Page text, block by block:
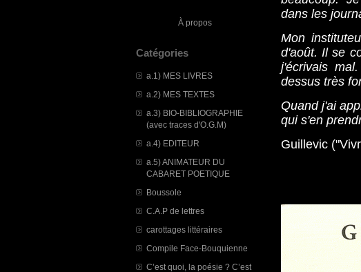
À propos
Catégories
a.1) MES LIVRES
a.2) MES TEXTES
a.3) BIO-BIBLIOGRAPHIE
(avec traces d'O.G.M)
a.4) EDITEUR
a.5) ANIMATEUR DU
CABARET POETIQUE
Boussole
C.A.P de lettres
carottages littéraires
Compile Face-Bouquienne
C’est quoi, la poésie ? C’est
dans les
Mon
d'août. Il se
j'écrivais
dessus très
Quand j'ai
qui s'en
Guillevic